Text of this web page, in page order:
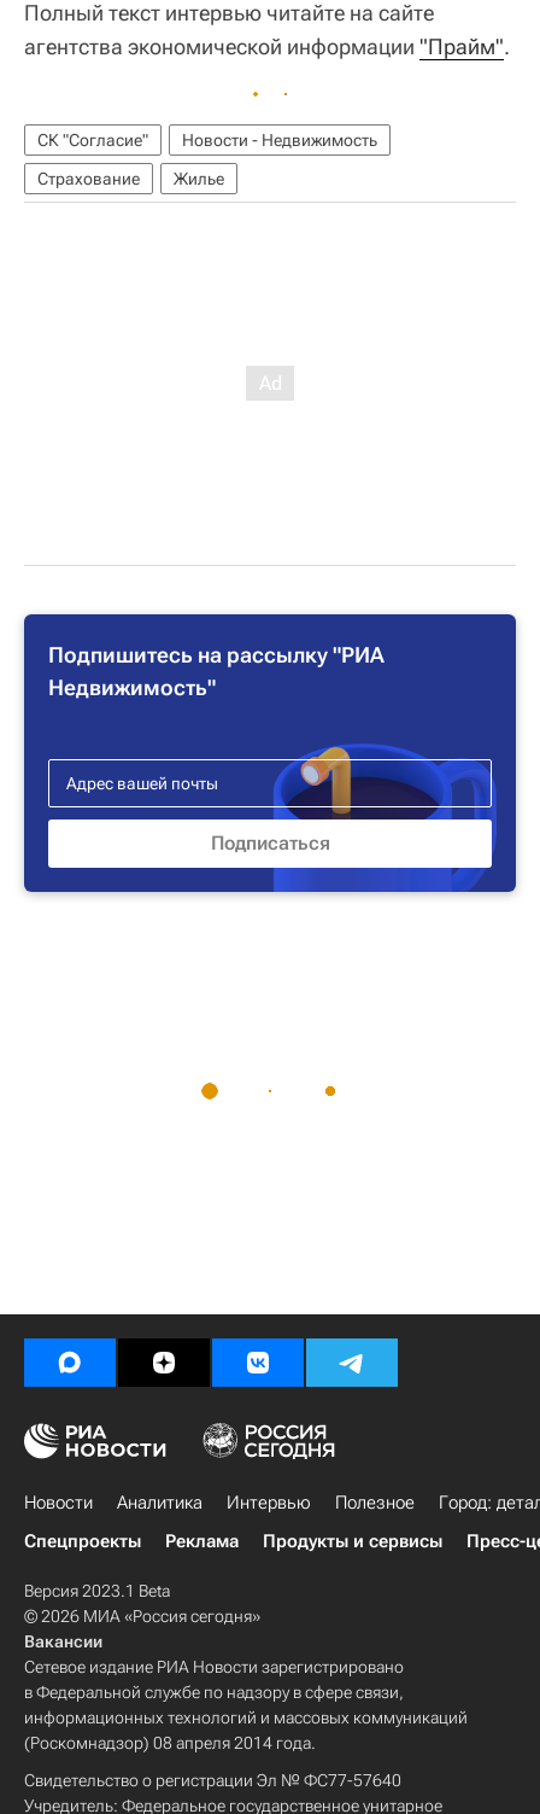
Полный текст интервью читайте на сайте
агентства экономической информации "Прайм".
СК "Согласие"
Новости - Недвижимость
Страхование
Жилье
Подпишитесь на рассылку "РИА
Недвижимость"
Новости Аналитика Интервью Полезное
Город:
Спецпроекты
Реклама Продукты и сервисы Пресс-
Версия 2023.1 Beta
© 2026 МИА «Россия сегодня»
Вакансии
Сетевое издание РИА Новости зарегистрировано
в Федеральной службе по надзору в сфере связи,
информационных технологий и массовых коммуникаций
(Роскомнадзор) 08 апреля 2014 года.
Свидетельство о регистрации Эл № ФС77-57640
Учредитель: Федеральное государственное унитарное